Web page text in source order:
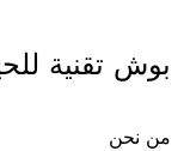
بوش تقنية
من نحن